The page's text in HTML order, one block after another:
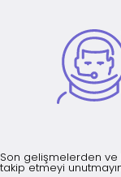
Son gelişmelerden
takip etmeyi